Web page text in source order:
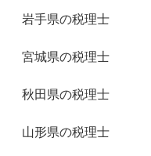
岩手県の税理士
宮城県の税理士
秋田県の税理士
山形県の税理士